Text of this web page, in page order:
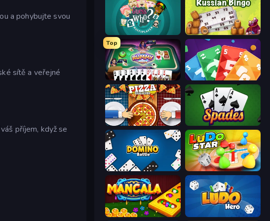
a pohybujte svou
sítě a veřejné
příjem, když se
Guess Who Online Russian Bingo
Top
Gin Rummy Mania Foono Online Multiplayer
Pizza Challenge Spades
Domino Battle Ludo Star League
Mancala Online